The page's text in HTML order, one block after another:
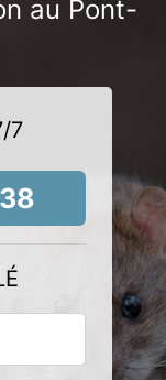
au Pont-
7